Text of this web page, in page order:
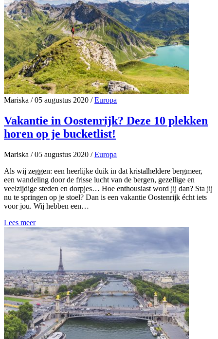
Mariska /05 augustus 2020 / Europa
Vakantie in Oostenrijk? Deze 10 plekken
horen op je bucketlist!
Mariska /05 augustus 2020 / Europa
Als wij zeggen: een heerlijke duik in dat kristalheldere bergmeer,
een wandeling door de frisse lucht van de bergen, gezellige en
veelzijdige steden en dorpjes… Hoe enthousiast word jij dan? Sta jij
nu te springen op je stoel? Dan is een vakantie Oostenrijk écht iets
voor jou. Wij hebben een…
Lees meer